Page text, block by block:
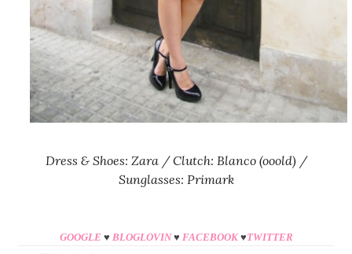
Dress & Shoes: Zara / Clutch: Blanco (ooold) /
Sunglasses: Primark
GOOGLE ♥ BLOGLOVIN♥ FACEBOOK♥TWITTER